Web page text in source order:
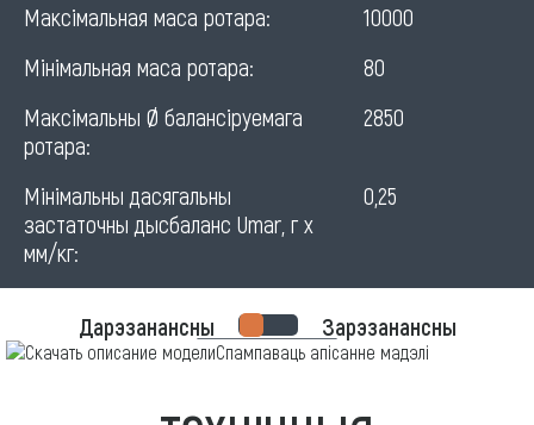
machine
for
rotors
Максімальная маса ротара:
10000
Мінімальная маса ротара:
80
Максімальны Ø балансіруемага
ротара:
2850
Мінімальны дасягальны
застаточны дысбаланс Umar, г х
мм/кг:
0,25
Дарэзанансны Зарэзанансны
Спампаваць апісанне мадэлі